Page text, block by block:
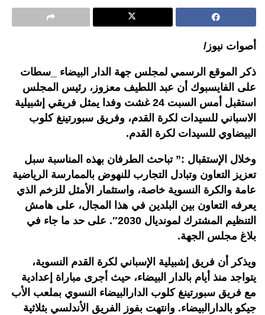
أصوات نيوز/
ذكر الموقع الرسمي لمجلس جهة الدار البيضاء _سطات
على الفايسبوك أن عبد اللطيف معزوز، رئيس المجلس
استقبل أمس السبت 24 غشت وفدا يمثل فريقي إشبيلية
الاسباني للسيدات لكرة القدم، وفريق سبورتينغ كلوب
البيضاوي للسيدات لكرة القدم.
وخلال الإستقبال :” تباحث الطرفان بهذه المناسبة سبل
تعزيز التعاون وتبادل التجارب للنهوض بالممارسة الرياضية
عامة والكرة النسوية خاصة، واستثمار الأمثل للزخم الذي
يعرفه التعاون بين البلدين في هذا المجال، على هامش
التنظيم المشترك لمونديال 2030″. على حد ما جاء في
بلاغ مجلس الجهة.
ويذكر أن فريق إشبيلية الإسباني لكرة القدم النسوية،
يتواجد منذ أيام بالدار البيضاء، حيث أجرى مباراة إعدادية
مع فريق سبورتينغ كلوب الدارالبيضاء النسوي بملعب الأب
جيكو بالدارالبيضاء. وانتهت بفوز الفريق الأندلسي بثلاثية